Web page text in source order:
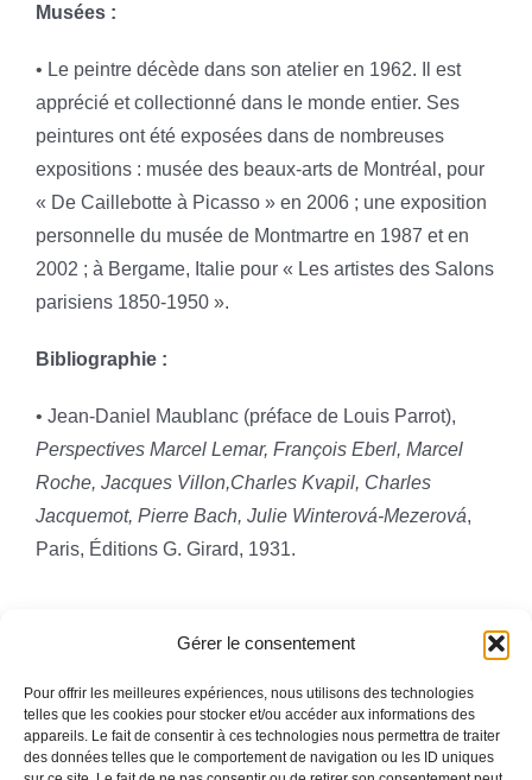
Gérer le consentement
Pour offrir les meilleures expériences, nous utilisons des technologies
telles que les cookies pour stocker et/ou accéder aux informations des
appareils. Le fait de consentir à ces technologies nous permettra de traiter
des données telles que le comportement de navigation ou les ID uniques
Musées :
• Le peintre décède dans son atelier en 1962. Il est
apprécié et collectionné dans le monde entier. Ses
peintures ont été exposées dans de nombreuses
expositions : musée des beaux-arts de Montréal, pour
« De Caillebotte à Picasso » en 2006 ; une exposition
personnelle du musée de Montmartre en 1987 et en
2002 ; à Bergame, Italie pour « Les artistes des Salons
parisiens 1850-1950 ».
Bibliographie :
• Jean-Daniel Maublanc (préface de Louis Parrot),
Perspectives Marcel Lemar, François Eberl, Marcel
Roche, Jacques Villon,Charles Kvapil, Charles
Jacquemot, Pierre Bach, Julie Winterová-Mezerová,
Paris, Éditions G. Girard, 1931.
Toggle